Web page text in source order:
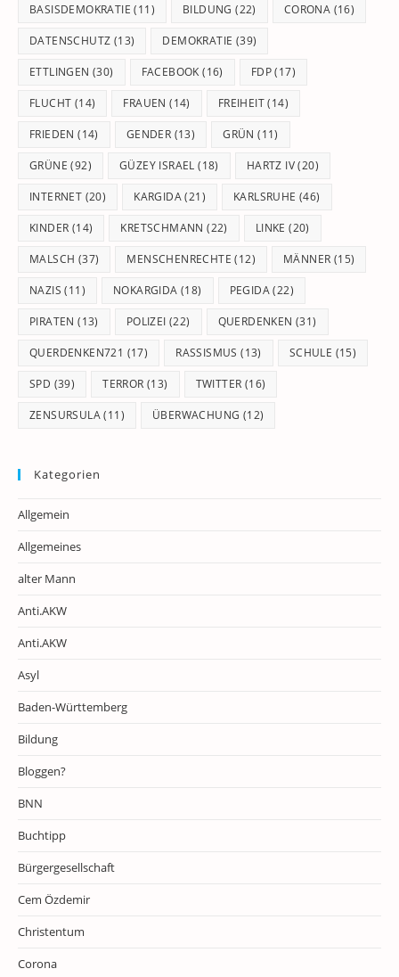
BASISDEMOKRATIE (11) BILDUNG (22) CORONA (16)
DATENSCHUTZ (13) DEMOKRATIE (39)
ETTLINGEN (30) FACEBOOK (16) FDP(17)
FLUCHT (14) FRAUEN (14) FREIHEIT(14)
FRIEDEN (14) GENDER (13) GRÜN (11)
GRÜNE (92) GÜZEY ISRAEL (18) HARTZ IV(20)
INTERNET (20) KARGIDA(21) KARLSRUHE (46)
KINDER (14) KRETSCHMANN (22) LINKE (20)
MALSCH (37) MENSCHENRECHTE (12) MÄNNER (15)
NAZIS (11) NOKARGIDA (18) PEGIDA(22)
PIRATEN (13) POLIZEI (22) QUERDENKEN (31)
QUERDENKEN721 (17) RASSISMUS (13) SCHULE (15)
SPD (39) TERROR (13) TWITTER (16)
ZENSURSULA(11) ÜBERWACHUNG (12)
Kategorien
Allgemein
Allgemeines
alter Mann
Anti.AKW
Anti.AKW
Asyl
Baden-Württemberg
Bildung
Bloggen?
BNN
Buchtipp
Bürgergesellschaft
Cem Özdemir
Christentum
Corona